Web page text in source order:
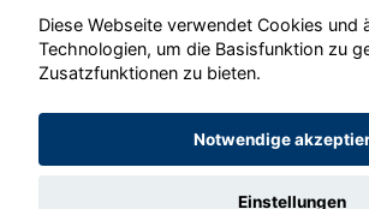
Diese Webseite verwendet Cookies und
Technologien, um die Basisfunktion zu
Zusatzfunktionen zu bieten.
Notwendige
Einstellungen